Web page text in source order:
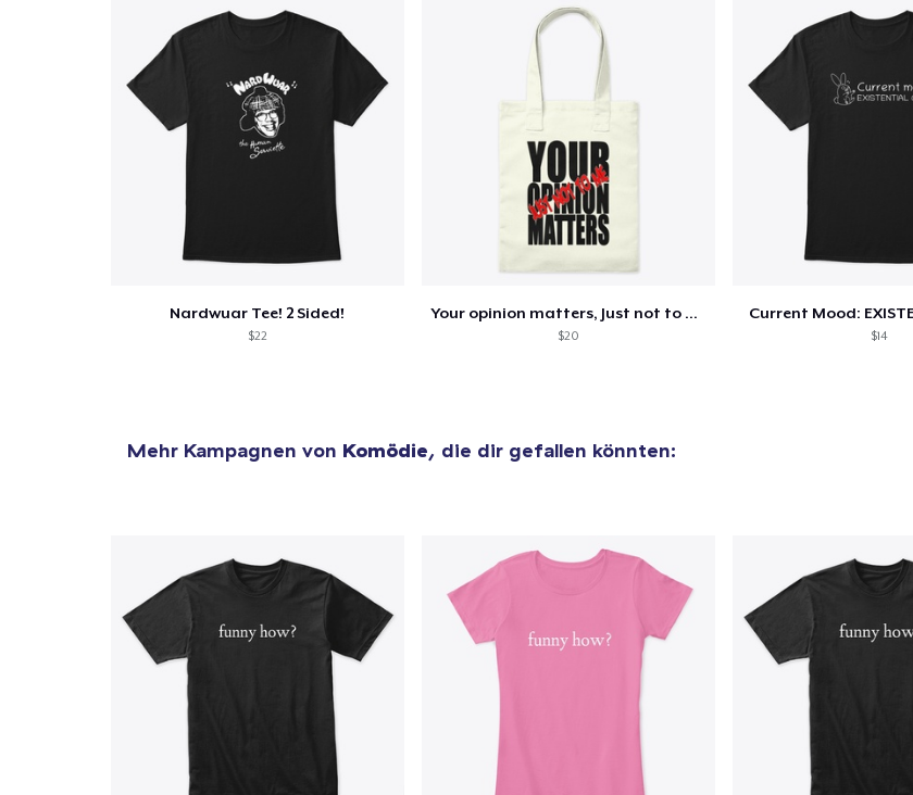
Nardwuar Tee! 2 Sided!
$22
Your opinion matters, Just not to me!
$20
Current Mood:
$14
Mehr Kampagnen von Komödie, die dir gefallen könnten:
Artikel wurde zum
Einkaufswagen
hinzugefügt
Zur Kasse gehen
Unisex Classic Pullover Hoodie
Unisex Classic Crewneck Sweatshirt
29,81 $
Women's Flowy Tank Top
22,59 $
21,85 $